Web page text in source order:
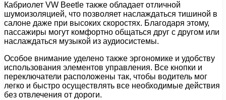
Кабриолет VW Beetle также обладает отличной
шумоизоляцией, что позволяет наслаждаться тишиной в
салоне даже при высоких скоростях. Благодаря этому,
пассажиры могут комфортно общаться друг с другом или
наслаждаться музыкой из аудиосистемы.
Особое внимание уделено также эргономике и удобству
использования элементов управления. Все кнопки и
переключатели расположены так, чтобы водитель мог
легко и быстро осуществлять все необходимые действия
без отвлечения от дороги.